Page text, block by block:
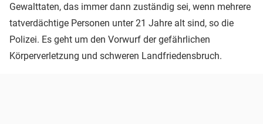
Gewalttaten, das immer dann zuständig sei, wenn mehrere
tatverdächtige Personen unter 21 Jahre alt sind, so die
Polizei. Es geht um den Vorwurf der gefährlichen
Körperverletzung und schweren Landfriedensbruch.